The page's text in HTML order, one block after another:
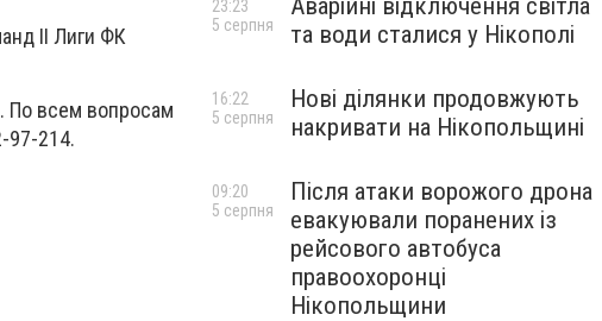
II Лиги ФК
По всем вопросам
97-214.
Аварійні відключення світла
та води сталися у Нікополі
23:23
5 серпня
Нові ділянки продовжують
накривати на Нікопольщині
16:22
5 серпня
Після атаки ворожого дрона
евакуювали поранених із
рейсового автобуса
правоохоронці
Нікопольщини
09:20
5 серпня